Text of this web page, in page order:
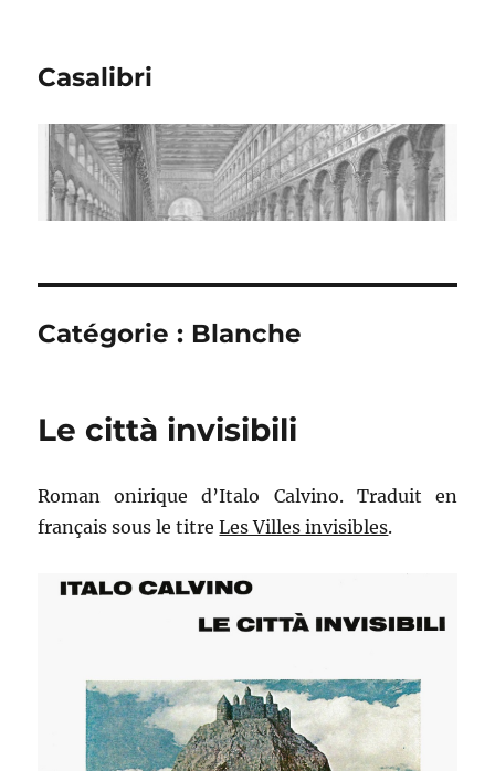
Casalibri
Catégorie : Blanche
Le città invisibili
Roman onirique d’Italo Calvino. Traduit en
français sous le titreLes Villes invisibles.